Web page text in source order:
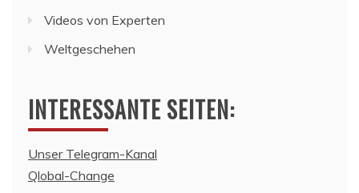
Videos von Experten
Weltgeschehen
INTERESSANTE SEITEN:
Unser Telegram-Kanal
Qlobal-Change